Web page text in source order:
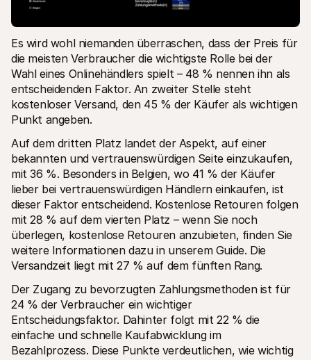
Es wird wohl niemanden überraschen, dass der Preis für
die meisten Verbraucher die wichtigste Rolle bei der
Wahl eines Onlinehändlers spielt – 48 % nennen ihn als
entscheidenden Faktor. An zweiter Stelle steht
kostenloser Versand, den 45 % der Käufer als wichtigen
Punkt angeben.
Auf dem dritten Platz landet der Aspekt, auf einer
bekannten und vertrauenswürdigen Seite einzukaufen,
mit 36 %. Besonders in Belgien, wo 41 % der Käufer
lieber bei vertrauenswürdigen Händlern einkaufen, ist
dieser Faktor entscheidend. Kostenlose Retouren folgen
mit 28 % auf dem vierten Platz – wenn Sie noch
überlegen, kostenlose Retouren anzubieten, finden Sie
weitere Informationen dazu in unserem Guide. Die
Versandzeit liegt mit 27 % auf dem fünften Rang.
Der Zugang zu bevorzugten Zahlungsmethoden ist für
24 % der Verbraucher ein wichtiger
Entscheidungsfaktor. Dahinter folgt mit 22 % die
einfache und schnelle Kaufabwicklung im
Bezahlprozess. Diese Punkte verdeutlichen, wie wichtig